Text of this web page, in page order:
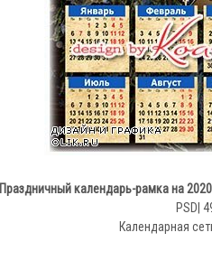
Праздничный календарь-рамка на
PSD|
Календарная